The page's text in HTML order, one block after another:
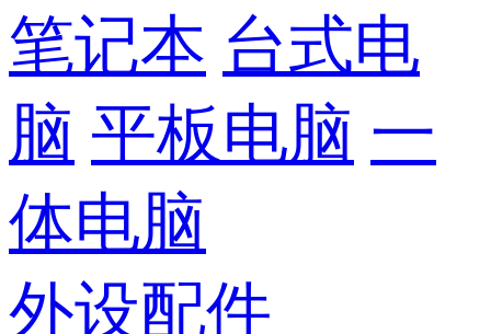
笔记本 台式电
脑 平板电脑 一
体电脑
外设配件